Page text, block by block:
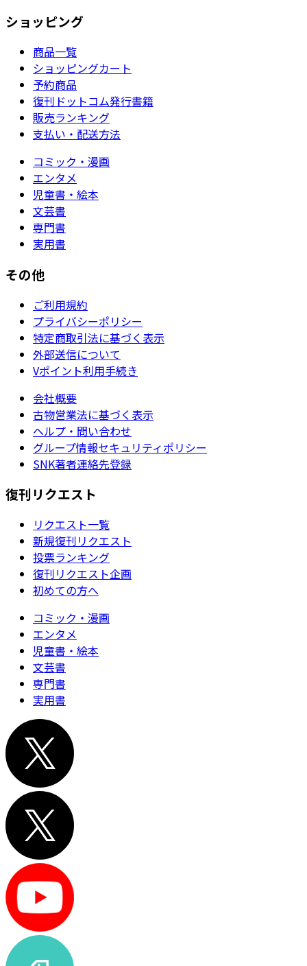
ショッピング
商品一覧
ショッピングカート
予約商品
復刊ドットコム発行書籍
販売ランキング
支払い・配送方法
コミック・漫画
エンタメ
児童書・絵本
文芸書
専門書
実用書
その他
ご利用規約
プライバシーポリシー
特定商取引法に基づく表示
外部送信について
Vポイント利用手続き
会社概要
古物営業法に基づく表示
ヘルプ・問い合わせ
グループ情報セキュリティポリシー
SNK著者連絡先登録
復刊リクエスト
リクエスト一覧
新規復刊リクエスト
投票ランキング
復刊リクエスト企画
初めての方へ
コミック・漫画
エンタメ
児童書・絵本
文芸書
専門書
実用書